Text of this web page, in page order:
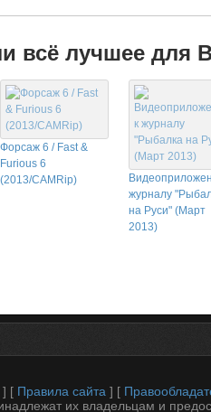
всё лучшее для
Форсаж 6 / Fast &
Furious 6
(2013/CAMRip)
журналу
на Руси" (Март
2013)
] [ Правила сайта ] [
их владельцам и